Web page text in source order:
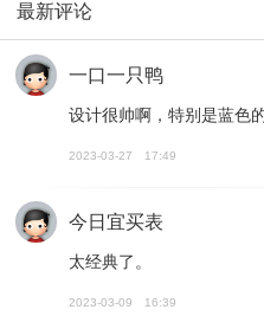
最新评论
一口一只鸭
设计很帅啊，特别是蓝色
2023-03-27 17:49
今日宜买表
太经典了。
2023-03-09 16:39